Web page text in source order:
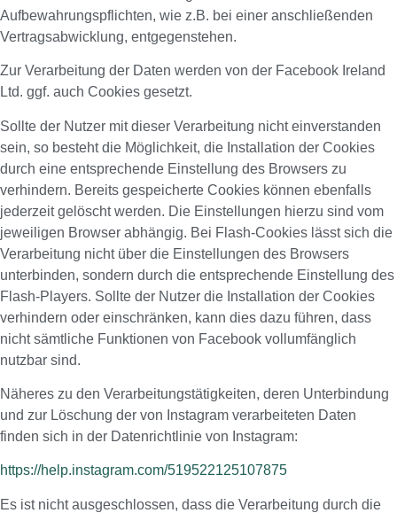
Aufbewahrungspflichten, wie z.B. bei einer anschließenden
Vertragsabwicklung, entgegenstehen.
Zur Verarbeitung der Daten werden von der Facebook Ireland
Ltd. ggf. auch Cookies gesetzt.
Sollte der Nutzer mit dieser Verarbeitung nicht einverstanden
sein, so besteht die Möglichkeit, die Installation der Cookies
durch eine entsprechende Einstellung des Browsers zu
verhindern. Bereits gespeicherte Cookies können ebenfalls
jederzeit gelöscht werden. Die Einstellungen hierzu sind vom
jeweiligen Browser abhängig. Bei Flash-Cookies lässt sich die
Verarbeitung nicht über die Einstellungen des Browsers
unterbinden, sondern durch die entsprechende Einstellung des
Flash-Players. Sollte der Nutzer die Installation der Cookies
verhindern oder einschränken, kann dies dazu führen, dass
nicht sämtliche Funktionen von Facebook vollumfänglich
nutzbar sind.
Näheres zu den Verarbeitungstätigkeiten, deren Unterbindung
und zur Löschung der von Instagram verarbeiteten Daten
finden sich in der Datenrichtlinie von Instagram:
https://help.instagram.com/519522125107875
Es ist nicht ausgeschlossen, dass die Verarbeitung durch die